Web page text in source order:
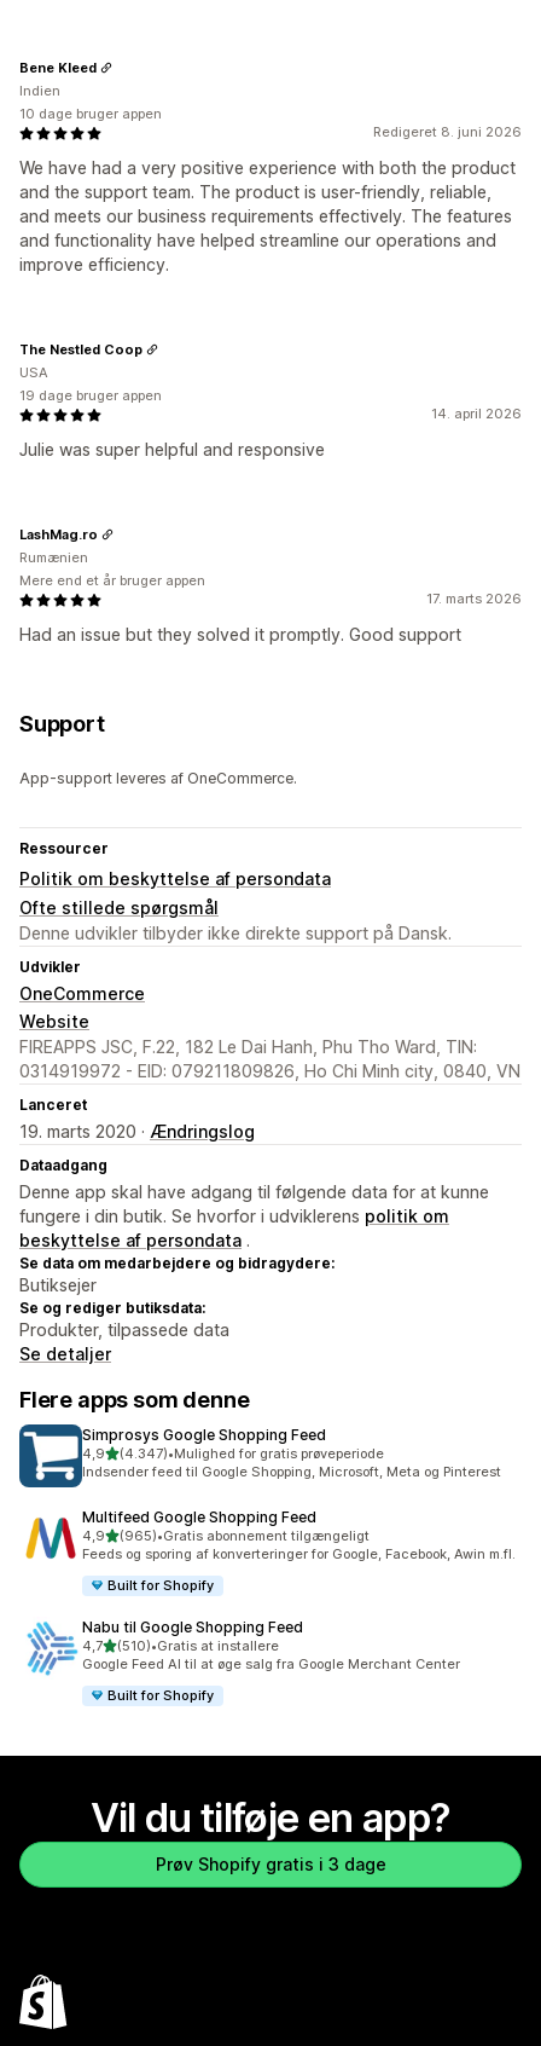
Redigeret 8. juni 2026
We have had a very positive experience with both the product
and the support team. The product is user-friendly, reliable,
and meets our business requirements effectively. The features
and functionality have helped streamline our operations and
improve efficiency.
Bene Kleed
Indien
10 dage bruger appen
14. april 2026
Julie was super helpful and responsive
The Nestled Coop
USA
19 dage bruger appen
17. marts 2026
Had an issue but they solved it promptly. Good support
LashMag.ro
Rumænien
Mere end et år bruger appen
Support
App-support leveres af OneCommerce.
Ressourcer
Politik om beskyttelse af persondata
Ofte stillede spørgsmål
Denne udvikler tilbyder ikke direkte support på Dansk.
Udvikler
OneCommerce
Website
FIREAPPS JSC, F.22, 182 Le Dai Hanh, Phu Tho Ward, TIN:
0314919972 - EID: 079211809826, Ho Chi Minh city, 0840, VN
Lanceret
19. marts 2020 · Ændringslog
Dataadgang
Denne app skal have adgang til følgende data for at kunne
fungere i din butik. Se hvorfor i udviklerens politik om
beskyttelse af persondata .
Se data om medarbejdere og bidragydere:
Butiksejer
Se og rediger butiksdata:
Produkter, tilpassede data
Se detaljer
Flere apps som denne
Simprosys Google Shopping Feed
4,9ud af 5 stjerner
(4.347)
4347 anmeldelser i alt
•Mulighed for gratis prøveperiode
Indsender feed til Google Shopping, Microsoft, Meta og Pinterest
Multifeed Google Shopping Feed
4,9ud af 5 stjerner
(965)
965 anmeldelser i alt
•Gratis abonnement tilgængeligt
Feeds og sporing af konverteringer for Google, Facebook, Awin m.fl.
Built for Shopify
Nabu til Google Shopping Feed
4,7ud af 5 stjerner
(510)
510 anmeldelser i alt
•Gratis at installere
Google Feed AI til at øge salg fra Google Merchant Center
Built for Shopify
Vil du tilføje en app?
Prøv Shopify gratis i 3 dage